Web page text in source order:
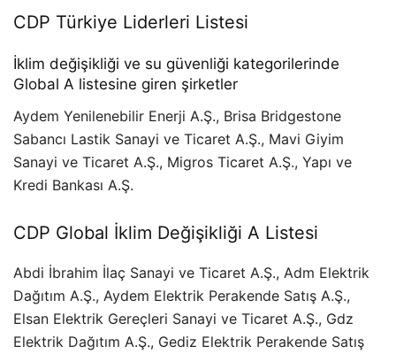
CDP Türkiye Liderleri Listesi
İklim değişikliği ve su güvenliği kategorilerinde
Global A listesine giren şirketler
Aydem Yenilenebilir Enerji A.Ş., Brisa Bridgestone
Sabancı Lastik Sanayi ve Ticaret A.Ş., Mavi Giyim
Sanayi ve Ticaret A.Ş., Migros Ticaret A.Ş., Yapı ve
Kredi Bankası A.Ş.
CDP Global İklim Değişikliği A Listesi
Abdi İbrahim İlaç Sanayi ve Ticaret A.Ş., Adm Elektrik
Dağıtım A.Ş., Aydem Elektrik Perakende Satış A.Ş.,
Elsan Elektrik Gereçleri Sanayi ve Ticaret A.Ş., Gdz
Elektrik Dağıtım A.Ş., Gediz Elektrik Perakende Satış